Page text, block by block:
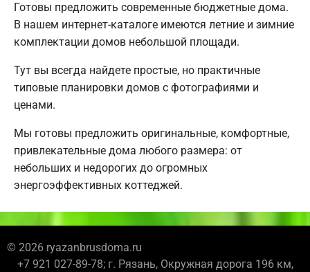
Готовы предложить современные бюджетные дома.
В нашем интернет-каталоге имеются летние и зимние
комплектации домов небольшой площади.
Тут вы всегда найдете простые, но практичные
типовые планировки домов с фотографиями и
ценами.
Мы готовы предложить оригинальные, комфортные,
привлекательные дома любого размера: от
небольших и недорогих до огромных
энергоэффективных коттеджей.
© 2026 ryazanbrusdoma.ru
+7 921 027-89-78; г. Рязань, Окружная дорога 196 км,